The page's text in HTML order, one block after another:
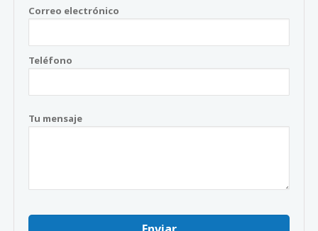
Correo electrónico
Teléfono
Tu mensaje